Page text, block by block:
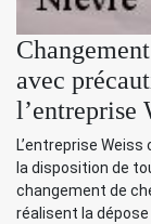
avec
l’entreprise
L’entreprise
la disposition de
changement de
réalisent la